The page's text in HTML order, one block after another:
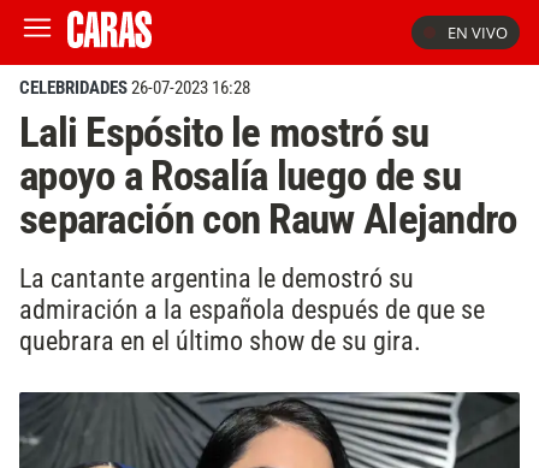
EN VIVO
CELEBRIDADES26-07-2023 16:28
Lali Espósito le mostró su
apoyo a Rosalía luego de su
separación con Rauw Alejandro
La cantante argentina le demostró su
admiración a la española después de que se
quebrara en el último show de su gira.